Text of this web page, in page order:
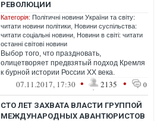
РЕВОЛЮЦИИ
Категорія: Політичні новини України та світу:
читати новини політики Новини суспільства:
читати соціальні новини Новини в світі: читати
останні світові новини
Выбор того, что праздновать,
олицетворяет предвзятый подход Кремля
к бурной истории России XX века.
07.11.2017, 17:30 • 2135 • 0
СТО ЛЕТ ЗАХВАТА ВЛАСТИ ГРУППОЙ
МЕЖДУНАРОДНЫХ АВАНТЮРИСТОВ